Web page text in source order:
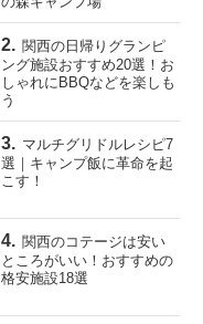
関西の日帰りグランピ
ング施設おすすめ20選！お
しゃれにBBQなどを楽しも
う
マルチグリドルレシピ7
選｜キャンプ飯に革命を起
こす！
関西のコテージは安い
ところがいい！おすすめの
格安施設18選